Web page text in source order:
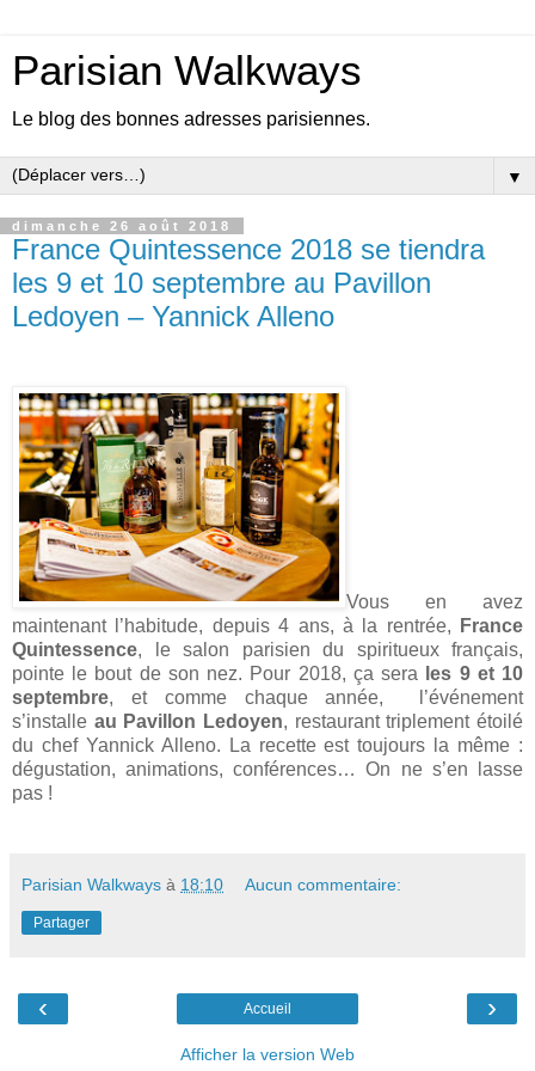
Parisian Walkways
Le blog des bonnes adresses parisiennes.
▼
dimanche 26 août 2018
France Quintessence 2018 se tiendra
les 9 et 10 septembre au Pavillon
Ledoyen – Yannick Alleno
Vous en avez
maintenant l’habitude, depuis 4 ans, à la rentrée,
France
Quintessence, le salon parisien du spiritueux français,
pointe le bout de son nez. Pour 2018, ça sera
les 9 et 10
septembre, et comme chaque année,
l’événement
s’installe au Pavillon Ledoyen, restaurant triplement étoilé
du chef Yannick Alleno. La recette est toujours la même :
dégustation, animations, conférences… On ne s’en lasse
pas !
Parisian Walkways à 18:10 Aucun commentaire:
Partager
‹ ›
Accueil
Afficher la version Web